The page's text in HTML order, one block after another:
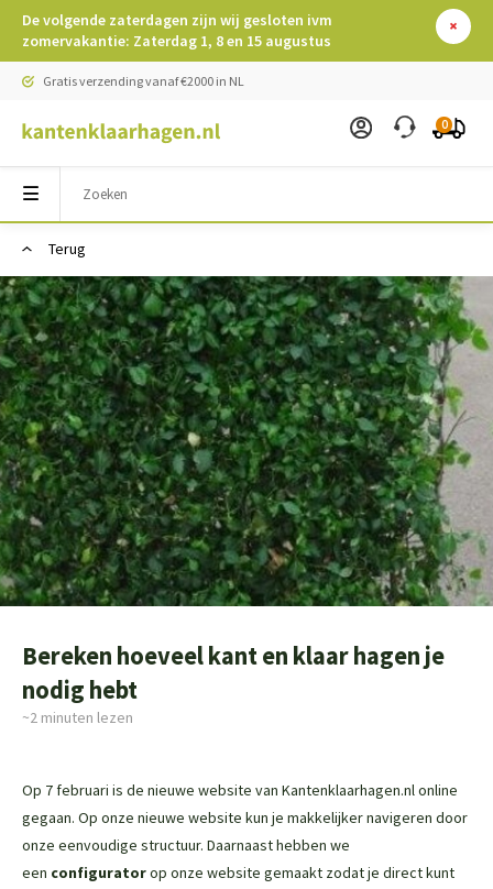
De volgende zaterdagen zijn wij gesloten ivm
zomervakantie: Zaterdag 1, 8 en 15 augustus
Gratis verzending vanaf €2000 in NL
0
Terug
Bereken hoeveel kant en klaar hagen je
nodig hebt
~2 minuten lezen
Op 7 februari is de nieuwe website van Kantenklaarhagen.nl online
gegaan. Op onze nieuwe website kun je makkelijker navigeren door
onze eenvoudige structuur. Daarnaast hebben we
een configuratorop onze website gemaakt zodat je direct kunt